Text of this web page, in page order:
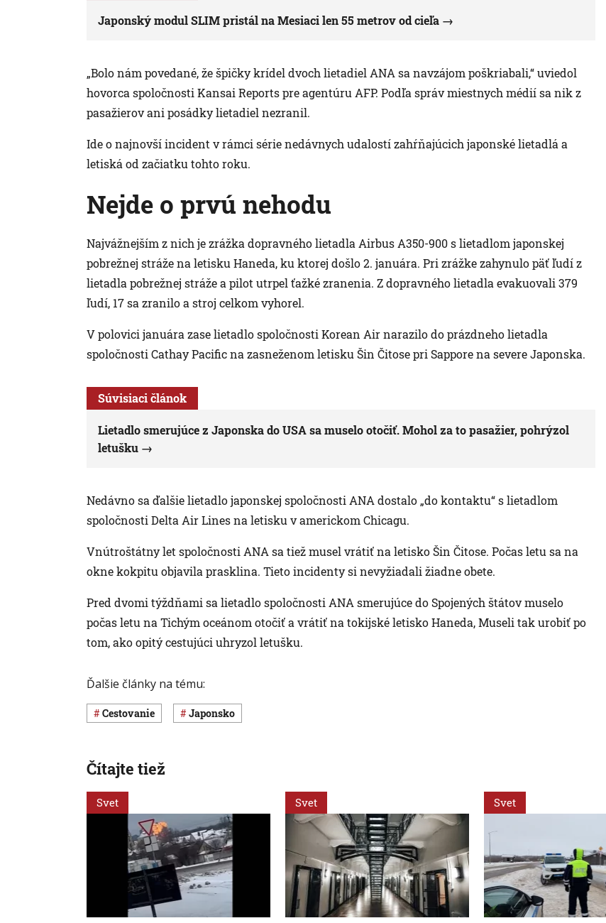
Japonský modul SLIM pristál na Mesiaci len 55 metrov od cieľa
„Bolo nám povedané, že špičky krídel dvoch lietadiel ANA sa navzájom poškriabali,“ uviedol
hovorca spoločnosti Kansai Reports pre agentúru AFP. Podľa správ miestnych médií sa nik z
pasažierov ani posádky lietadiel nezranil.
Ide o najnovší incident v rámci série nedávnych udalostí zahŕňajúcich japonské lietadlá a
letiská od začiatku tohto roku.
Nejde o prvú nehodu
Najvážnejším z nich je zrážka dopravného lietadla Airbus A350-900 s lietadlom japonskej
pobrežnej stráže na letisku Haneda, ku ktorej došlo 2. januára. Pri zrážke zahynulo päť ľudí z
lietadla pobrežnej stráže a pilot utrpel ťažké zranenia. Z dopravného lietadla evakuovali 379
ľudí, 17 sa zranilo a stroj celkom vyhorel.
V polovici januára zase lietadlo spoločnosti Korean Air narazilo do prázdneho lietadla
spoločnosti Cathay Pacific na zasneženom letisku Šin Čitose pri Sappore na severe Japonska.
Súvisiaci článok
Lietadlo smerujúce z Japonska do USA sa muselo otočiť. Mohol za to pasažier, pohrýzol
letušku
Nedávno sa ďalšie lietadlo japonskej spoločnosti ANA dostalo „do kontaktu“ s lietadlom
spoločnosti Delta Air Lines na letisku v americkom Chicagu.
Vnútroštátny let spoločnosti ANA sa tiež musel vrátiť na letisko Šin Čitose. Počas letu sa na
okne kokpitu objavila prasklina. Tieto incidenty si nevyžiadali žiadne obete.
Pred dvomi týždňami sa lietadlo spoločnosti ANA smerujúce do Spojených štátov muselo
počas letu na Tichým oceánom otočiť a vrátiť na tokijské letisko Haneda, Museli tak urobiť po
tom, ako opitý cestujúci uhryzol letušku.
Ďalšie články na tému:
cestovanie Japonsko
Čítajte tiež
Svet Svet Svet